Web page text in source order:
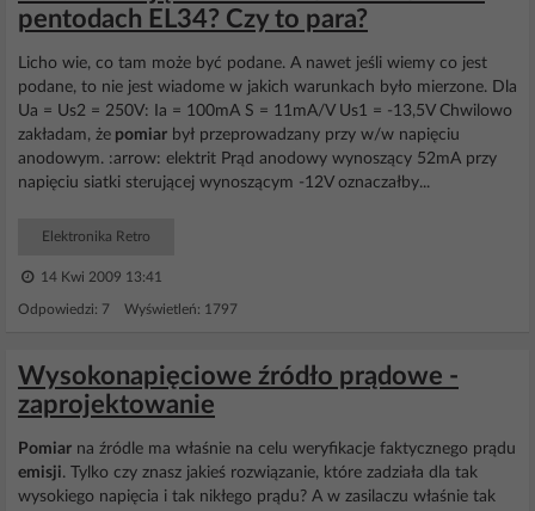
pentodach EL34? Czy to para?
Licho wie, co tam może być podane. A nawet jeśli wiemy co jest
podane, to nie jest wiadome w jakich warunkach było mierzone. Dla
Ua = Us2 = 250V: Ia = 100mA S = 11mA/V Us1 = -13,5V Chwilowo
zakładam, że pomiar był przeprowadzany przy w/w napięciu
anodowym. :arrow: elektrit Prąd anodowy wynoszący 52mA przy
napięciu siatki sterującej wynoszącym -12V oznaczałby...
Elektronika Retro
14 Kwi 2009 13:41
Odpowiedzi: 7 Wyświetleń: 1797
Wysokonapięciowe źródło prądowe -
zaprojektowanie
Pomiar na źródle ma właśnie na celu weryfikacje faktycznego prądu
emisji. Tylko czy znasz jakieś rozwiązanie, które zadziała dla tak
wysokiego napięcia i tak nikłego prądu? A w zasilaczu właśnie tak